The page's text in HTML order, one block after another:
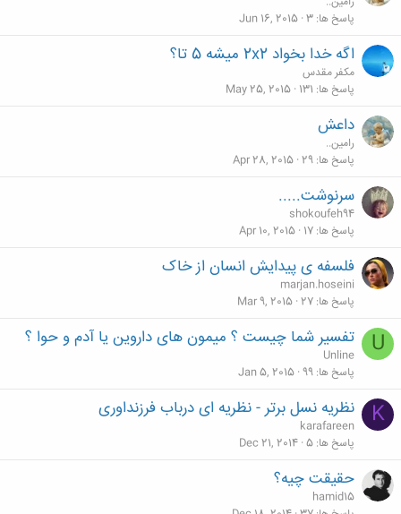
پاسخ ها 3
Jun 16, 2015
اگه خدا بخواد 2x2 میشه 5 تا؟
مکفر مقدس
پاسخ ها 131
May 25, 2015
داعش
رامين..
پاسخ ها 29
Apr 28, 2015
سرنوشت.....
shokoufeh94
پاسخ ها 17
Apr 10, 2015
فلسفه ی پیدایش انسان از خاک
marjan.hoseini
پاسخ ها 27
Mar 9, 2015
U تفسیر شما چیست ؟ میمون های داروین یا آدم و حوا ؟
Unline
پاسخ ها 99
Jan 5, 2015
K نظریه نسل برتر - نظریه ای درباب فرزنداوری
karafareen
پاسخ ها 5
Dec 21, 2014
حقیقت چیه؟
hamid15